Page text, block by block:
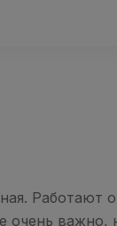
очень